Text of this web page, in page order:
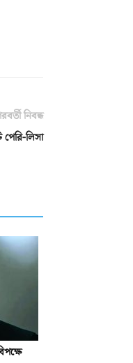
নিবন্ধ
পেরি-লিসা